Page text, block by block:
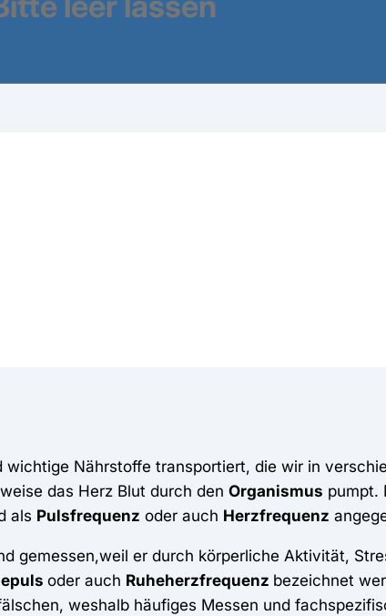
wichtige Nährstoffe transportiert, die wir in
das Herz Blut durch den Organismus pumpt.
als Pulsfrequenz oder auch Herzfrequenz
gemessen,weil er durch körperliche Aktivität,
oder auch Ruheherzfrequenz bezeichnet
weshalb häufiges Messen und